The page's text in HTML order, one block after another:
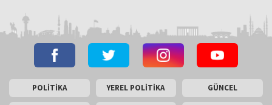
POLİTİKA YEREL POLİTİKA GÜNCEL